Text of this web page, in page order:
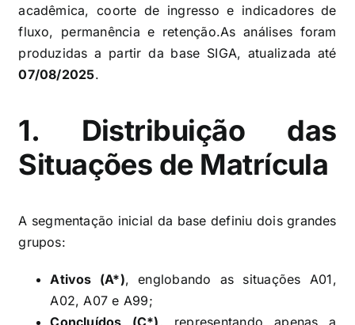
acadêmica, coorte de ingresso e indicadores de
fluxo, permanência e retenção.As análises foram
produzidas a partir da base SIGA, atualizada até
07/08/2025.
1. Distribuição das
Situações de Matrícula
A segmentação inicial da base definiu dois grandes
grupos:
Ativos (A*), englobando as situações A01,
A02, A07 e A99;